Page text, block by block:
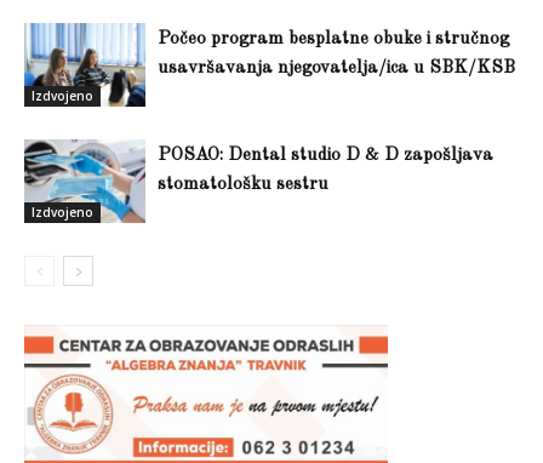
Izdvojeno
Počeo program besplatne obuke i stručnog
usavršavanja njegovatelja/ica u SBK/KSB
Izdvojeno
POSAO: Dental studio D & D zapošljava
stomatološku sestru